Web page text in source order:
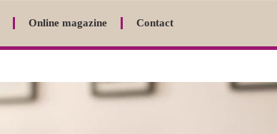
Online magazine Contact